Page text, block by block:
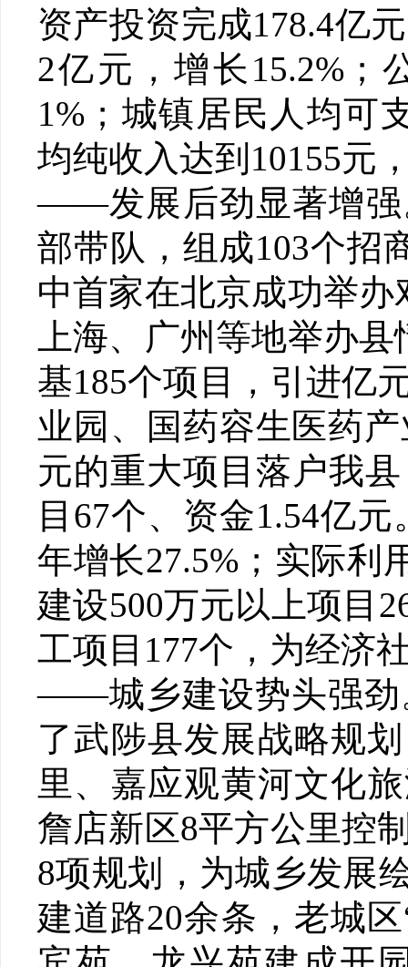
资产投资完成178.4亿
2亿元，增长15.2%；
1%；城镇居民人均可
均纯收入达到10155元
——发展后劲显著增强
部带队，组成103个招
中首家在北京成功举
上海、广州等地举办
基185个项目，引进亿
业园、国药容生医药
元的重大项目落户我
目67个、资金1.54亿
年增长27.5%；实际利
建设500万元以上项目
工项目177个，为经济
——城乡建设势头强劲
了武陟县发展战略规
里、嘉应观黄河文化
詹店新区8平方公里控
8项规划，为城乡发展
建道路20余条，老城